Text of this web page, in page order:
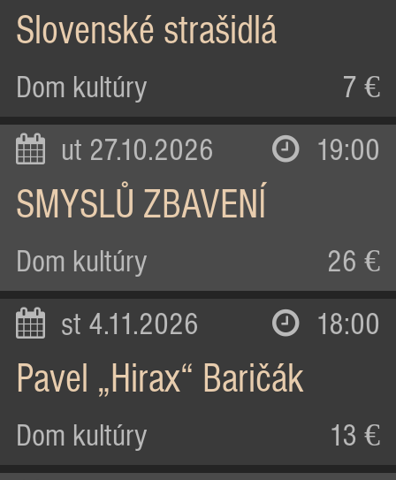
Slovenské strašidlá
Dom kultúry 7 €
ut 27.10.2026 19:00
SMYSLŮ ZBAVENÍ
Dom kultúry 26 €
st 4.11.2026 18:00
Pavel „Hirax“ Baričák
Dom kultúry 13 €